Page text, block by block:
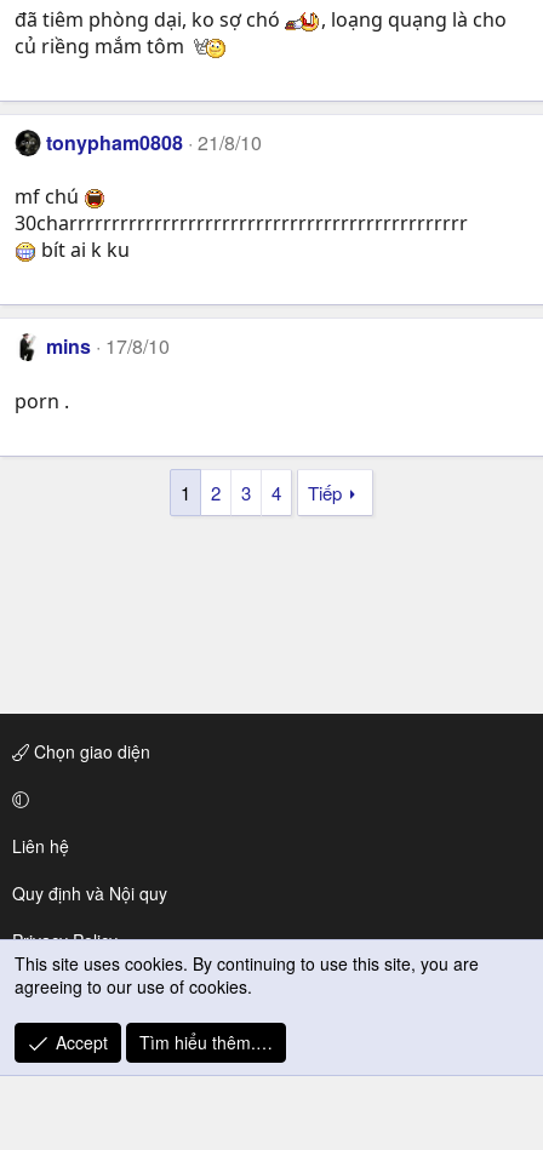
đã tiêm phòng dại, ko sợ chó
, loạng quạng là cho
củ riềng mắm tôm
tonypham0808 21/8/10
mf chú
30charrrrrrrrrrrrrrrrrrrrrrrrrrrrrrrrrrrrrrrrrrrrrrr
bít ai k ku
mins 17/8/10
porn .
1 2 3 4 Tiếp
Chọn giao diện
Liên hệ
Quy định và Nội quy
Privacy Policy
Trợ giúp
R
S
This site uses cookies. By continuing to use this site, you are
agreeing to our use of cookies.
Accept Tìm hiểu thêm.…